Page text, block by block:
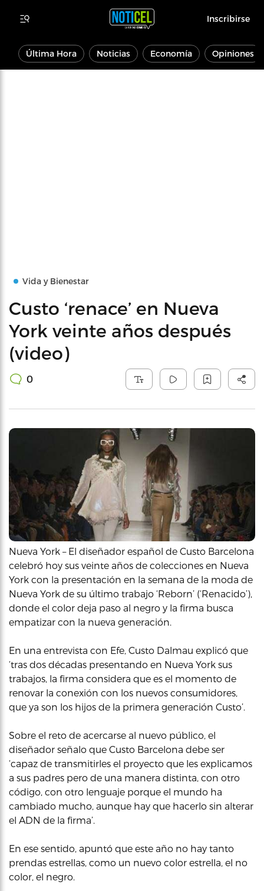
Inscribirse
Última Hora Noticias Economía Opiniones
Vida y Bienestar
Custo ‘renace’ en Nueva
York veinte años después
(video)
0
Nueva York – El diseñador español de Custo Barcelona
celebró hoy sus veinte años de colecciones en Nueva
York con la presentación en la semana de la moda de
Nueva York de su último trabajo ‘Reborn’ (‘Renacido’),
donde el color deja paso al negro y la firma busca
empatizar con la nueva generación.
En una entrevista con Efe, Custo Dalmau explicó que
‘tras dos décadas presentando en Nueva York sus
trabajos, la firma considera que es el momento de
renovar la conexión con los nuevos consumidores,
que ya son los hijos de la primera generación Custo’.
Sobre el reto de acercarse al nuevo público, el
diseñador señalo que Custo Barcelona debe ser
‘capaz de transmitirles el proyecto que les explicamos
a sus padres pero de una manera distinta, con otro
código, con otro lenguaje porque el mundo ha
cambiado mucho, aunque hay que hacerlo sin alterar
el ADN de la firma’.
En ese sentido, apuntó que este año no hay tanto
prendas estrellas, como un nuevo color estrella, el no
color, el negro.